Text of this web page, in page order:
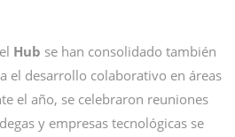
Hub se han consolidado también
el desarrollo colaborativo en áreas
el año, se celebraron reuniones
y empresas tecnológicas se